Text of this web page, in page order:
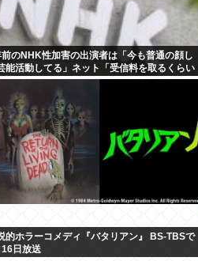
のNHK性加害の出演者は「今も普通の顔し
能活動してる」ネット「受信料を取るくらい
詳細を伝えよ」
的ホラーコメディ『バタリアン』 BS-TBSで
日放送